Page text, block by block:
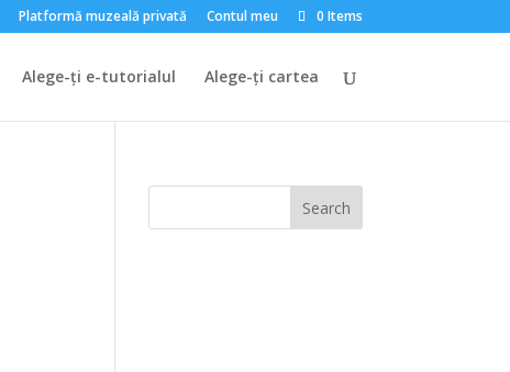
Platformă muzeală privată Contul meu 0 Items
Alege-ți e-tutorialul Alege-ți cartea